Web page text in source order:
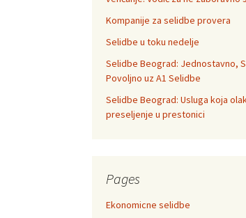
Kompanije za selidbe provera
Selidbe u toku nedelje
Selidbe Beograd: Jednostavno,
Povoljno uz A1 Selidbe
Selidbe Beograd: Usluga koja
preseljenje u prestonici
Pages
Ekonomicne selidbe